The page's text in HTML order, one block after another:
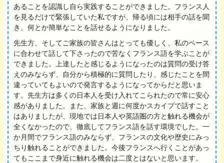
あることを認識し自ら実践することができました。フランス人
を見るだけで緊張していた私ですが、帰る頃には相手の話を聞
き、何とか簡単なことを話せるようになりました。
先生方、そしてご家族の皆さんはとっても優しく、私のペース
に合わせて話して下さったので苦なくフランス語を学ぶことが
できました。上達したと感じるようになったのは質問の受け答
えのみならず、自分から積極的に質問したり、感じたことを間
違っていてもよいので発言するようになってからだと思いま
す。先生方は多くの日本人を受け入れてこられたので常に安心
感がありました。また、家族と週に何度かスカイプで話すこと
はありましたが、現地では日本人や英語圏の方と触れる機会が
全くなかったので、徹底してフランス語を話す環境でした。一
か月間でフランス語のみならず、フランスの文化や歴史にみっ
ちり触れることができました。今後フランスへ行くことがあっ
てもここまで身近に触れる機会は二度とはないと思います。